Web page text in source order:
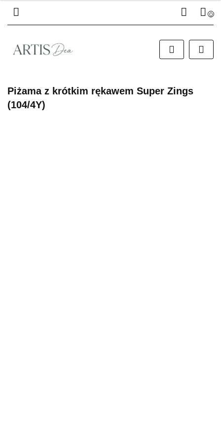
Zaloguj się
Zarejestruj się
0
Piżama z krótkim rękawem Super Zings
(104/4Y)